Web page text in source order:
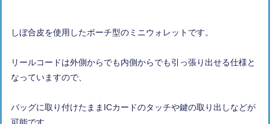
しぼ合皮を使用したポーチ型のミニウォレットです。
リールコードは外側からでも内側からでも引っ張り出せる仕様と
なっていますので、
バッグに取り付けたままICカードのタッチや鍵の取り出しなどが